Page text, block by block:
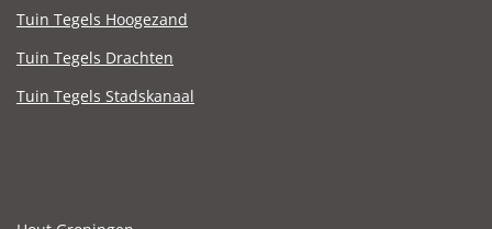
Tuin Tegels Hoogezand
Tuin Tegels Drachten
Tuin Tegels Stadskanaal